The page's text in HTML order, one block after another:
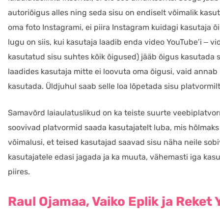
autoriõigus alles ning seda sisu on endiselt võimalik
oma foto Instagrami, ei piira Instagram kuidagi kasutaja
lugu on siis, kui kasutaja laadib enda video YouTube’i ‒
kasutatud sisu suhtes kõik õigused) jääb õigus kasutada
laadides kasutaja mitte ei loovuta oma õigusi, vaid
kasutada. Üldjuhul saab selle loa lõpetada sisu
Samavõrd laiaulatuslikud on ka teiste suurte
soovivad platvormid saada kasutajatelt luba, mis
võimalusi, et teised kasutajad saavad sisu näha neile
kasutajatele edasi jagada ja ka muuta, vähemasti iga
piires.
Raul Ojamaa, Vaiko Eplik ja Reket